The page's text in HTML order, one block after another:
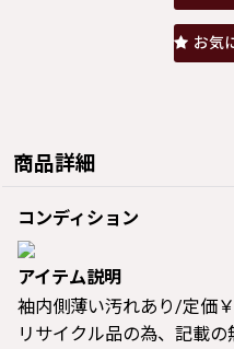
お気
商品詳細
コンディション
アイテム説明
袖内側薄い汚れあり/定価
リサイクル品の為、記載